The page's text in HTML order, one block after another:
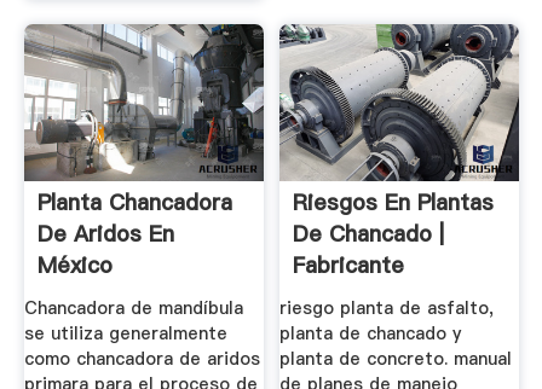
Planta Chancadora
De Aridos En
México
Chancadora de mandíbula
se utiliza generalmente
como chancadora de aridos
Riesgos En Plantas
De Chancado |
Fabricante
Profesional De ...
riesgo planta de asfalto,
planta de chancado y
planta de concreto. manual